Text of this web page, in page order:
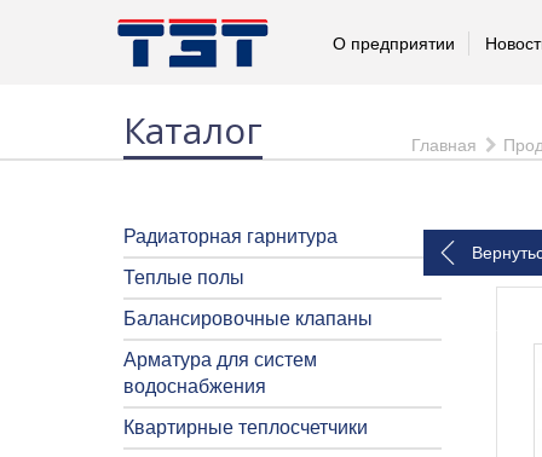
О предприятии
Каталог Главная
Радиаторная гарнитура
Теплые полы
Балансировочные клапаны
Арматура для систем
водоснабжения
Квартирные теплосчетчики